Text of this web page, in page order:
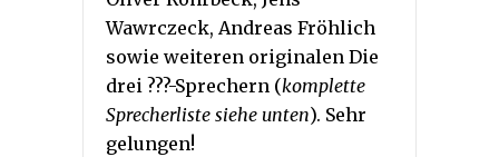
Wawrczeck, Andreas Fröhlich
sowie weiteren originalen Die
drei ???-Sprechern (komplette
Sprecherliste siehe unten). Sehr
gelungen!